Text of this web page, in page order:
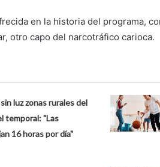
en la historia del programa,
otro capo del narcotráfico carioca.
luz zonas rurales del
temporal: "Las
16 horas por día"